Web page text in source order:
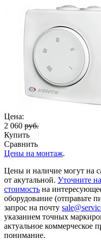
Цена:
2 060 руб.
Купить
Сравнить
Цены на монтаж.
Цены и наличие могут на
от акутальной. Уточните
стоимость на
оборудование (отправьте
запрос на почту
указанием точных
актуальное коммерческое
понимание.